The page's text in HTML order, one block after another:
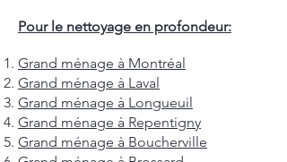
Pour le nettoyage en profondeur:
Grand ménage à Montréal
Grand ménage à Laval
Grand ménage à Longueuil
Grand ménage à Repentigny
Grand ménage à Boucherville